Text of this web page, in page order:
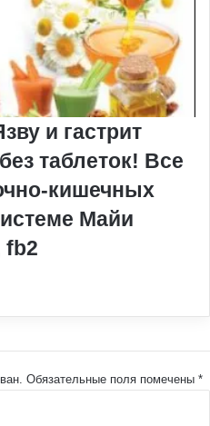
и гастрит
таблеток! Все
кишечных
Майи
fb2
Обязательные поля помечены *